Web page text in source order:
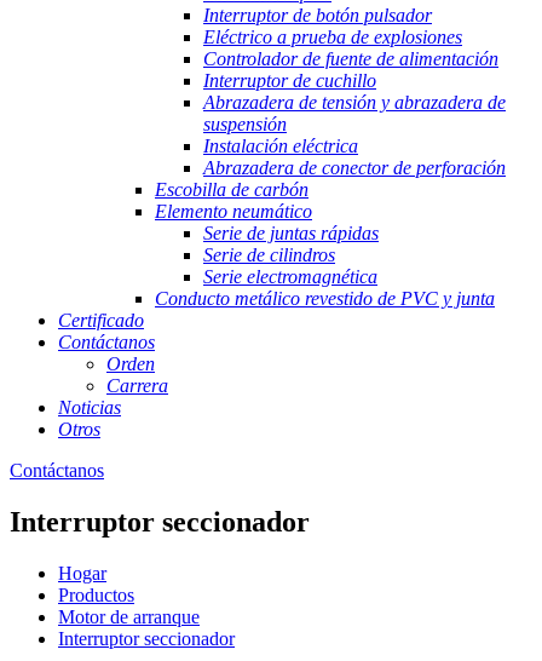
Interruptor de botón pulsador
Eléctrico a prueba de explosiones
Controlador de fuente de alimentación
Interruptor de cuchillo
Abrazadera de tensión y abrazadera de
suspensión
Instalación eléctrica
Abrazadera de conector de perforación
Escobilla de carbón
Elemento neumático
Serie de juntas rápidas
Serie de cilindros
Serie electromagnética
Conducto metálico revestido de PVC y junta
Certificado
Contáctanos
Orden
Carrera
Noticias
Otros
Contáctanos
Interruptor seccionador
Hogar
Productos
Motor de arranque
Interruptor seccionador